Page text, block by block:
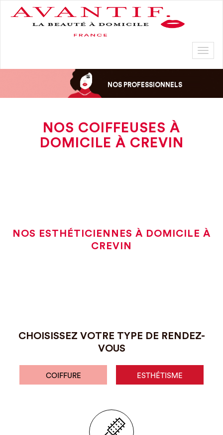
NOS PROFESSIONNELS
NOS COIFFEUSES À
DOMICILE À CREVIN
NOS ESTHÉTICIENNES À DOMICILE À
CREVIN
CHOISISSEZ VOTRE TYPE DE RENDEZ-
VOUS
COIFFURE ESTHÉTISME